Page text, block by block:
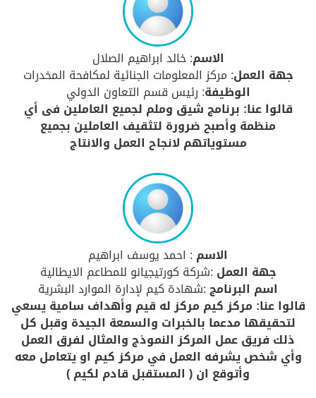
الاسم: خالد ابراهيم الصلال
جهة العمل: مركز المعلومات الجنائية لمكافحة المخدرات
الوظيفة: رئيس قسم التعاون الدولي
قالوا عنا: برنامج شيق وملم لجميع العاملين فى أي
منظمة وأصبح ضرورة لتثقيف العاملين بجميع
مستوياتهم لانجاح العمل والانتاج
الاسم : احمد يوسف ابراهيم
جهة العمل :شركة كورتيجيانو للمطاعم الايطالية
اسم البرنامج:شهادة كيم لإدارة الموارد البشرية
قالوا عنا: مركز كيم مركز له قيم وأهداف سامية يسعي
لتحقيقها مدعما بالخبرات والسمعة الجيدة وقبل كل
ذلك فريق عمل المركز النموذج والمثال لفرق العمل
وأي شخص يشرفه العمل في مركز كيم او يتعامل معه
وأتوقع ان ( المستقبل قادم لكيم )